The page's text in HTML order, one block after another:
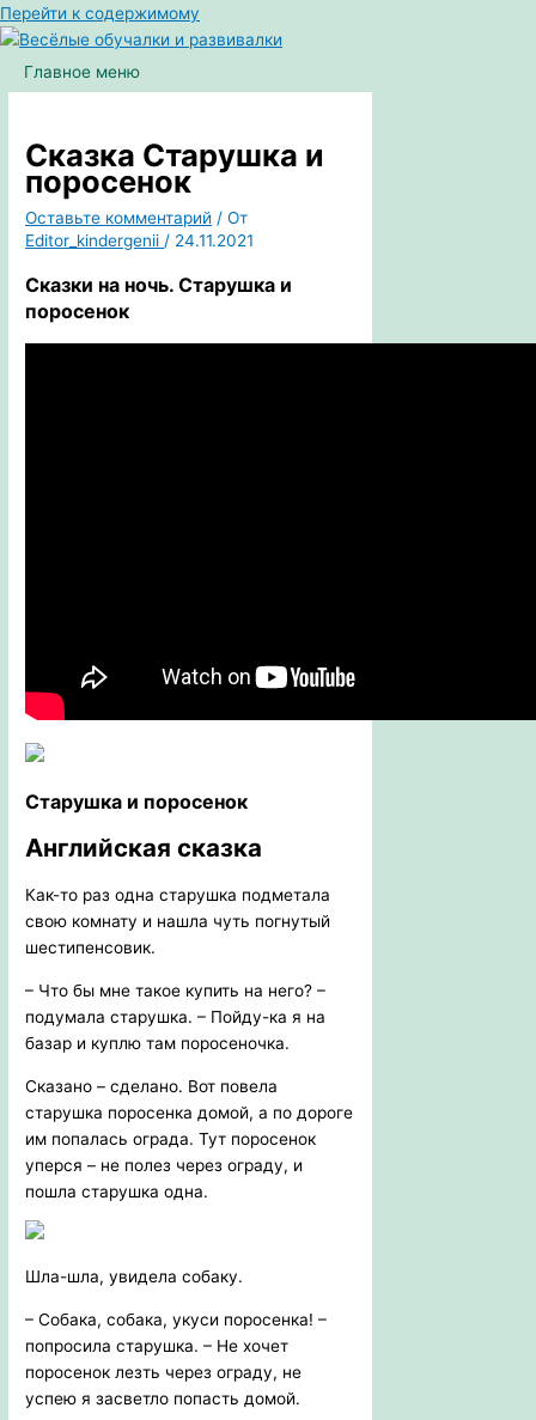
Перейти к содержимому
Главное меню
Сказка Старушка и
поросенок
Оставьте комментарий / От
Editor_kindergenii / 24.11.2021
Сказки на ночь. Старушка и
поросенок
Старушка и поросенок
Английская сказка
Как-то раз одна старушка подметала
свою комнату и нашла чуть погнутый
шестипенсовик.
– Что бы мне такое купить на него? –
подумала старушка. – Пойду-ка я на
базар и куплю там поросеночка.
Сказано – сделано. Вот повела
старушка поросенка домой, а по дороге
им попалась ограда. Тут поросенок
уперся – не полез через ограду, и
пошла старушка одна.
Шла-шла, увидела собаку.
– Собака, собака, укуси поросенка! –
попросила старушка. – Не хочет
поросенок лезть через ограду, не
успею я засветло попасть домой.